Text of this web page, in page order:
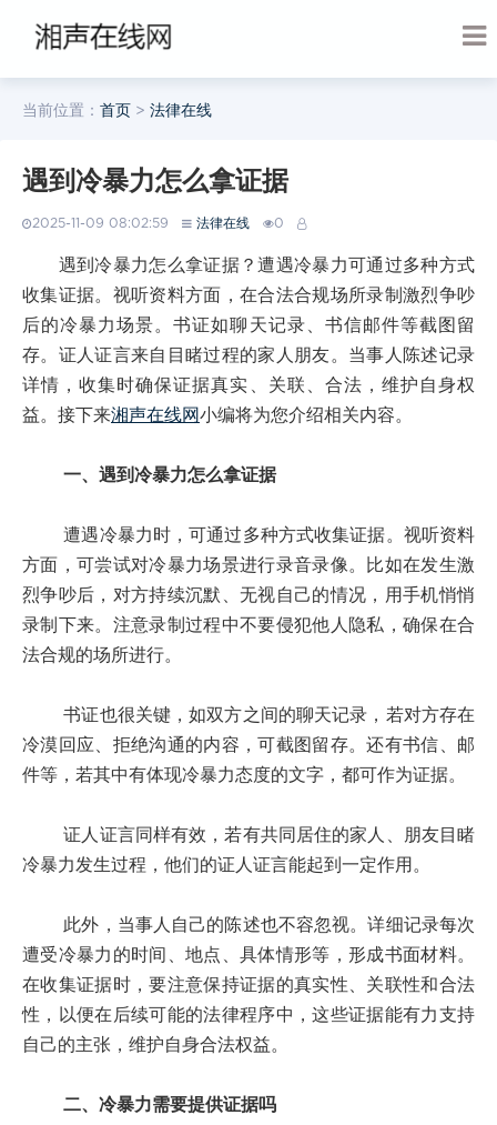
当前位置： 首页 > 法律在线
遇到冷暴力怎么拿证据
2025-11-09 08:02:59 法律在线 0
遇到冷暴力怎么拿证据？遭遇冷暴力可通过多种方式
收集证据。视听资料方面，在合法合规场所录制激烈争吵
后的冷暴力场景。书证如聊天记录、书信邮件等截图留
存。证人证言来自目睹过程的家人朋友。当事人陈述记录
详情，收集时确保证据真实、关联、合法，维护自身权
益。接下来湘声在线网小编将为您介绍相关内容。
一、遇到冷暴力怎么拿证据
遭遇冷暴力时，可通过多种方式收集证据。视听资料
方面，可尝试对冷暴力场景进行录音录像。比如在发生激
烈争吵后，对方持续沉默、无视自己的情况，用手机悄悄
录制下来。注意录制过程中不要侵犯他人隐私，确保在合
法合规的场所进行。
书证也很关键，如双方之间的聊天记录，若对方存在
冷漠回应、拒绝沟通的内容，可截图留存。还有书信、邮
件等，若其中有体现冷暴力态度的文字，都可作为证据。
证人证言同样有效，若有共同居住的家人、朋友目睹
冷暴力发生过程，他们的证人证言能起到一定作用。
此外，当事人自己的陈述也不容忽视。详细记录每次
遭受冷暴力的时间、地点、具体情形等，形成书面材料。
在收集证据时，要注意保持证据的真实性、关联性和合法
性，以便在后续可能的法律程序中，这些证据能有力支持
自己的主张，维护自身合法权益。
二、冷暴力需要提供证据吗